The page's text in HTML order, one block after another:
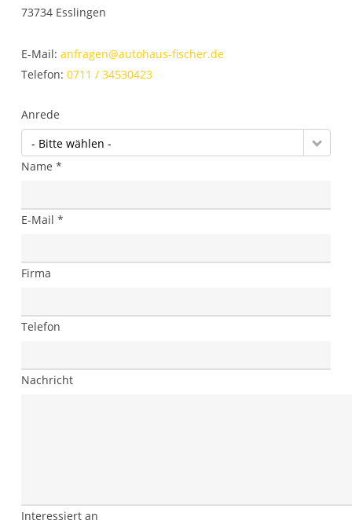
73734 Esslingen
E-Mail:anfragen@autohaus-fischer.de
Telefon:0711 / 34530423
Anrede
- Bitte wählen -
Name *
E-Mail *
Firma
Telefon
Nachricht
Interessiert an